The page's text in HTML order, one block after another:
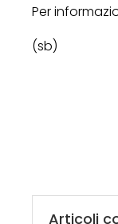
Per
(sb)
Articoli